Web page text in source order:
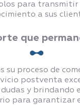
para transmitir
a sus
que
su proceso de
postventa
y brindando
para garantizar